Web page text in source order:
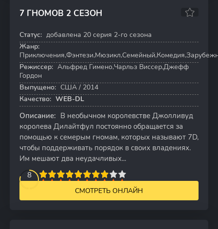
7 ГНОМОВ 2 СЕЗОН
20 серий
6.1
Статус: добавлена 20 серия 2-го сезона
Жанр:
Режиссер: Альфред Гимено,Чарльз Виссер,Джефф
Гордон
Выпущено: США / 2014
Качество: WEB-DL
Описание: В необычном королевстве Джолливуд
королева Дилайтфул постоянно обращается за
помощью к семерым гномам, которых называют 7D,
чтобы поддерживать порядок в своих владениях.
Им мешают два неудачливых...
8
4 5 6 7 8 9 10
СМОТРЕТЬ ОНЛАЙН